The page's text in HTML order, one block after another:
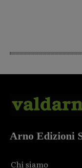
Arno Edizioni
Chi siamo